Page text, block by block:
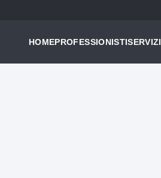
HOMEPROFESSIONISTISERVIZI